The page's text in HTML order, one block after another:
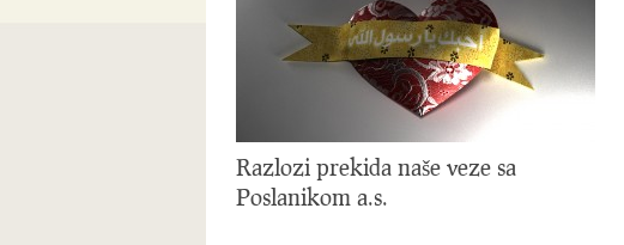
Razlozi prekida naše veze sa
Poslanikom a.s.